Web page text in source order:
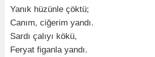
Yanık hüzünle çöktü;
Canım, ciğerim yandı.
Sardı çalıyı kökü,
Feryat figanla yandı.